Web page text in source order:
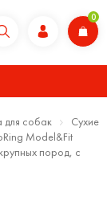
0
для собак
Сухие
Model&Fit
пород, с